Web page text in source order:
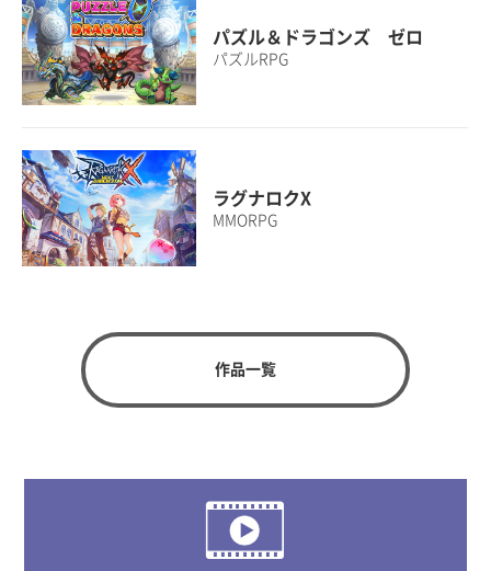
パズル＆ドラゴンズ ゼロ
パズルRPG
ラグナロクX
MMORPG
作品一覧